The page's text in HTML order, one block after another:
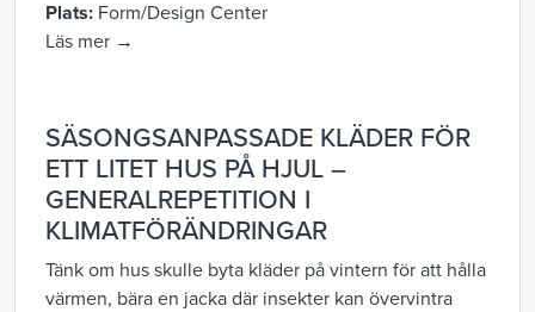
Plats: Form/Design Center
Läs mer →
SÄSONGSANPASSADE KLÄDER FÖR
ETT LITET HUS PÅ HJUL –
GENERALREPETITION I
KLIMATFÖRÄNDRINGAR
Tänk om hus skulle byta kläder på vintern för att hålla
värmen, bära en jacka där insekter kan övervintra